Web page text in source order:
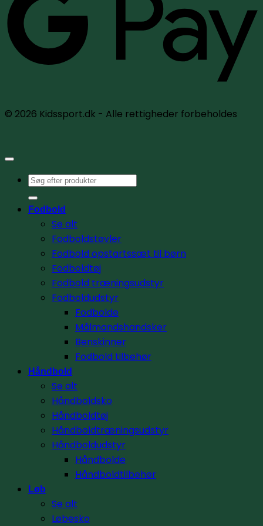
© 2026 Kidssport.dk - Alle rettigheder forbeholdes
Søg
efter:
Fodbold
Se alt
Fodboldstøvler
Fodbold opstartssæt til børn
Fodboldtøj
Fodbold træningsudstyr
Fodboldudstyr
Fodbolde
Målmandshandsker
Benskinner
Fodbold tilbehør
Håndbold
Se alt
Håndboldsko
Håndboldtøj
Håndboldtræningsudstyr
Håndboldudstyr
Håndbolde
Håndboldtilbehør
Løb
Se alt
Løbesko